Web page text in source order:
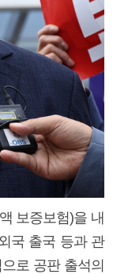
보증보험)을 내
국 출국 등과 관
로 공판 출석의